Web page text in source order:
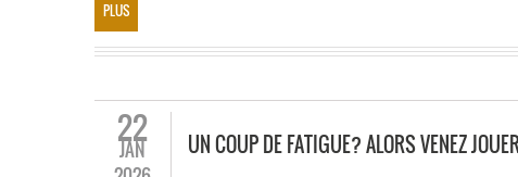
PLUS
22
JAN
UN COUP DE FATIGUE? ALORS VENEZ